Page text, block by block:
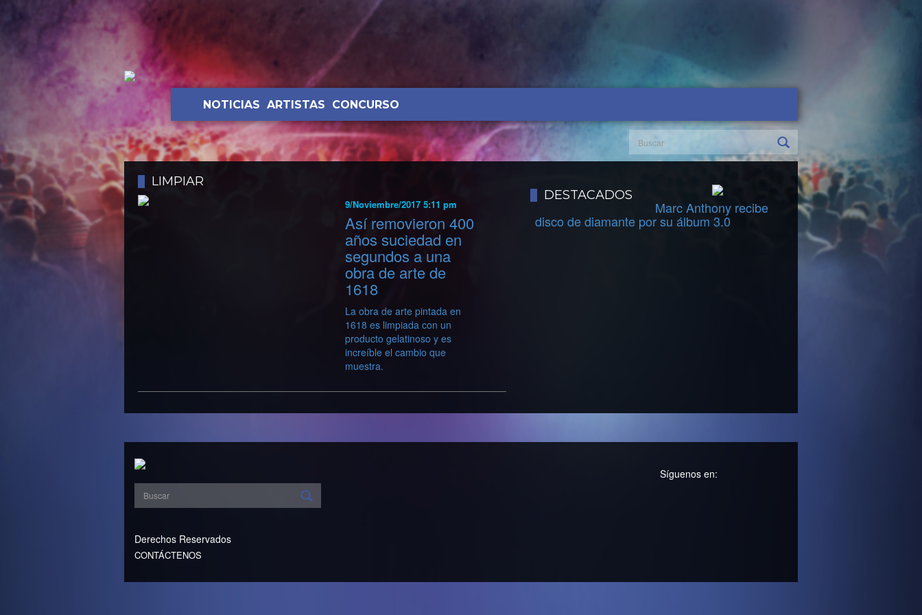
NOTICIAS ARTISTAS CONCURSO
LIMPIAR
9/Noviembre/2017 5:11 pm
Así removieron 400
años suciedad en
segundos a una
obra de arte de
1618
La obra de arte pintada en
1618 es limpiada con un
producto gelatinoso y es
increíble el cambio que
muestra.
DESTACADOS
Marc Anthony recibe
disco de diamante por su álbum 3.0
Derechos Reservados
CONTÁCTENOS
Síguenos en: